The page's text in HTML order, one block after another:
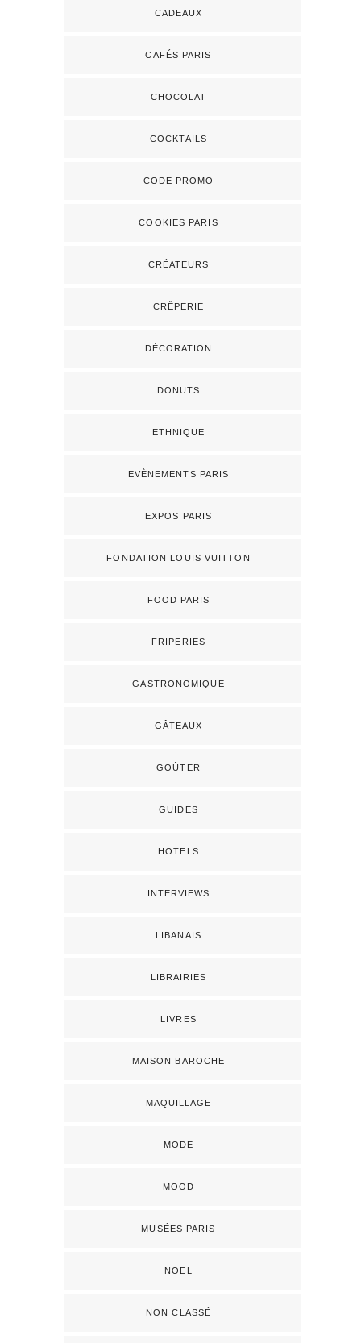
CADEAUX
CAFÉS PARIS
CHOCOLAT
COCKTAILS
CODE PROMO
COOKIES PARIS
CRÉATEURS
CRÊPERIE
DÉCORATION
DONUTS
ETHNIQUE
EVÈNEMENTS PARIS
EXPOS PARIS
FONDATION LOUIS VUITTON
FOOD PARIS
FRIPERIES
GASTRONOMIQUE
GÂTEAUX
GOÛTER
GUIDES
HOTELS
INTERVIEWS
LIBANAIS
LIBRAIRIES
LIVRES
MAISON BAROCHE
MAQUILLAGE
MODE
MOOD
MUSÉES PARIS
NOËL
NON CLASSÉ